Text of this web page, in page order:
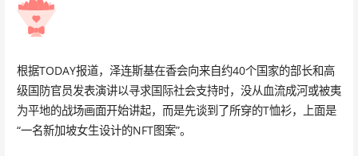
根据TODAY报道，泽连斯基在香会向来自约40个国家的部长和高
级国防官员发表演讲以寻求国际社会支持时，没从血流成河或被夷
为平地的战场画面开始讲起，而是先谈到了所穿的T恤衫，上面是
“一名新加坡女生设计的NFT图案”。